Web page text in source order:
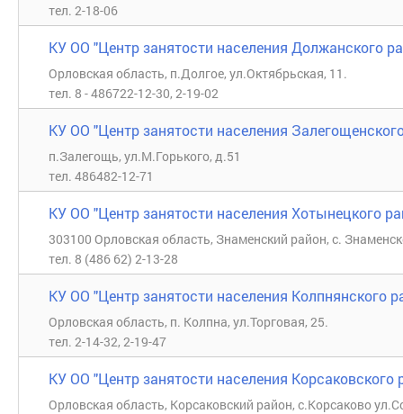
тел. 2-18-06
КУ ОО "Центр занятости населения Должанского
Орловская область, п.Долгое, ул.Октябрьская, 11.
тел. 8 - 486722-12-30, 2-19-02
КУ ОО "Центр занятости населения
п.Залегощь, ул.М.Горького, д.51
тел. 486482-12-71
КУ ОО "Центр занятости населения Хотынецкого
303100 Орловская область, Знаменский район, с.
тел. 8 (486 62) 2-13-28
КУ ОО "Центр занятости населения Колпнянского
Орловская область, п. Колпна, ул.Торговая, 25.
тел. 2-14-32, 2-19-47
КУ ОО "Центр занятости населения Корсаковского
Орловская область, Корсаковский район, с.Корсаково